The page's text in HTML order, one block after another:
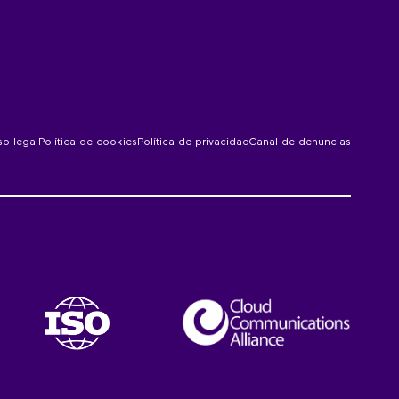
legal Política de cookies Política de privacidadCanal de denuncias